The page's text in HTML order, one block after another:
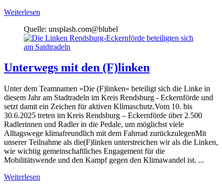
Weiterlesen
Quelle: unsplash.com@blubel
Unterwegs mit den (F)linken
Unter dem Teamnamen »Die (F)linken« beteiligt sich die Linke in
diesem Jahr am Stadtradeln im Kreis Rendsburg - Eckernförde und
setzt damit ein Zeichen für aktiven Klimaschutz.Vom 10. bis
30.6.2025 treten im Kreis Rendsburg – Eckernförde über 2.500
Radlerinnen und Radler in die Pedale, um möglichst viele
Alltagswege klimafreundlich mit dem Fahrrad zurückzulegenMit
unserer Teilnahme als die(F)linken unterstreichen wir als die Linken,
wie wichtig gemeinschaftliches Engagement für die
Mobilitätswende und den Kampf gegen den Klimawandel ist. ...
Weiterlesen